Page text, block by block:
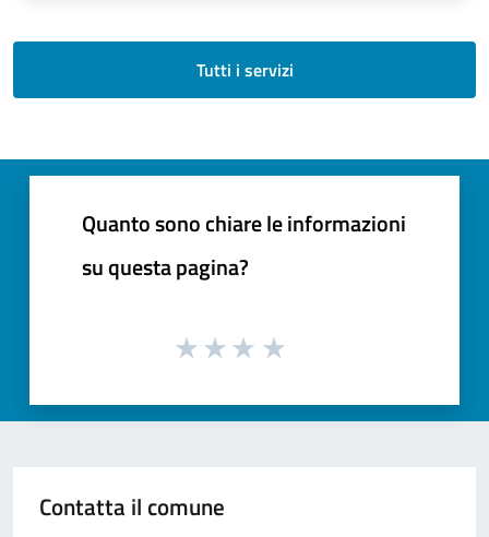
Tutti i servizi
Quanto sono chiare le informazioni
su questa pagina?
Contatta il comune